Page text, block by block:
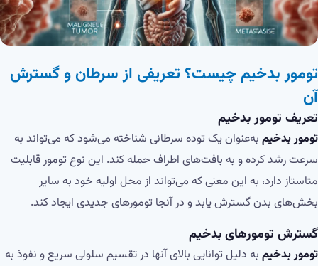
تومور بدخیم چیست؟ تعریفی از سرطان و گسترش
آن
تعریف تومور بدخیم
تومور بدخیم به‌عنوان یک توده سرطانی شناخته می‌شود که می‌تواند به
سرعت رشد کرده و به بافت‌های اطراف حمله کند. این نوع تومور قابلیت
متاستاز دارد، به این معنی که می‌تواند از محل اولیه خود به سایر
بخش‌های بدن گسترش یابد و در آنجا تومورهای جدیدی ایجاد کند.
گسترش تومورهای بدخیم
تومور بدخیم به دلیل توانایی بالای آنها در تقسیم سلولی سریع و نفوذ به